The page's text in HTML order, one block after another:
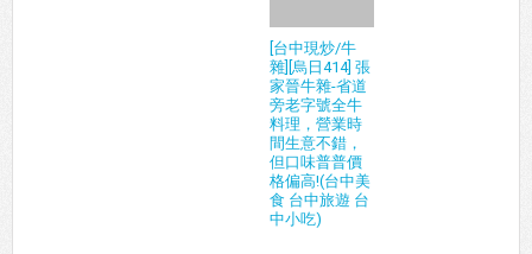
[台中現炒/牛
雜][烏日414] 張
家晉牛雜-省道
旁老字號全牛
料理，營業時
間生意不錯，
但口味普普價
格偏高!(台中美
食 台中旅遊 台
中小吃)